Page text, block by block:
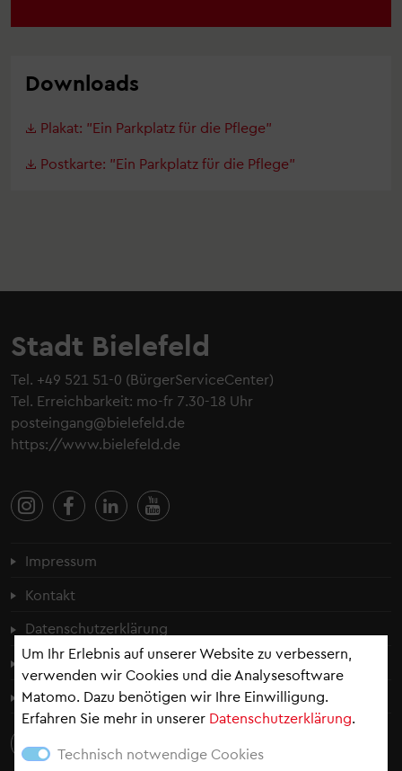
Um Ihr Erlebnis auf unserer Website zu verbessern,
verwenden wir Cookies und die Analysesoftware
Matomo. Dazu benötigen wir Ihre Einwilligung.
Erfahren Sie mehr in unserer Datenschutzerklärung.
Technisch notwendige Cookies
Downloads
Plakat: "Ein Parkplatz für die Pflege"
Postkarte: "Ein Parkplatz für die Pflege"
Stadt Bielefeld
Tel. +49 521 51-0 (BürgerServiceCenter)
Tel. Erreichbarkeit: mo-fr 7.30-18 Uhr
posteingang@bielefeld.de
https://www.bielefeld.de
Fußzeilenmenü
Impressum
Kontakt
Datenschutzerklärung
Cookie-Einstellungen
Erklärung zur Barrierefreiheit